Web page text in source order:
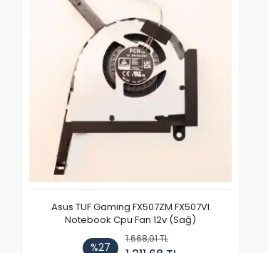
Asus TUF Gaming FX507ZM FX507VI
Notebook Cpu Fan 12v (Sağ)
%27
1.668,91 TL